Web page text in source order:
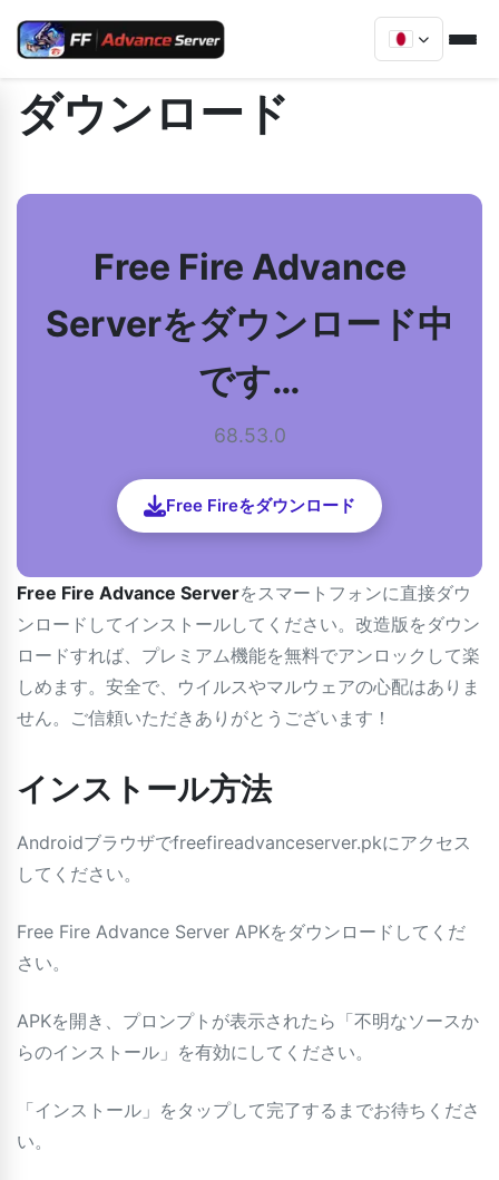
ダウンロード
Free Fire Advance
Serverをダウンロード中
です…
68.53.0
Free Fireをダウンロード
Free Fire Advance Serverをスマートフォンに直接ダウ
ンロードしてインストールしてください。改造版をダウン
ロードすれば、プレミアム機能を無料でアンロックして楽
しめます。安全で、ウイルスやマルウェアの心配はありま
せん。ご信頼いただきありがとうございます！
インストール方法
Androidブラウザでfreefireadvanceserver.pkにアクセス
してください。
Free Fire Advance Server APKをダウンロードしてくだ
さい。
APKを開き、プロンプトが表示されたら「不明なソースか
らのインストール」を有効にしてください。
「インストール」をタップして完了するまでお待ちくださ
い。